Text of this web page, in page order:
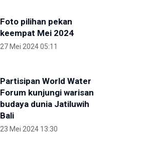
Foto pilihan pekan
keempat Mei 2024
27 Mei 2024 05:11
Partisipan World Water
Forum kunjungi warisan
budaya dunia Jatiluwih
Bali
23 Mei 2024 13:30